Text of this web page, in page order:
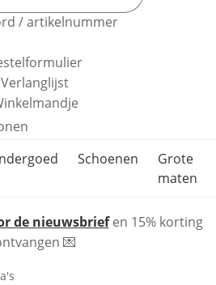
/ artikelnummer
Verlanglijst
Schoenen
Grote
maten
de nieuwsbriefen 15% korting
💌